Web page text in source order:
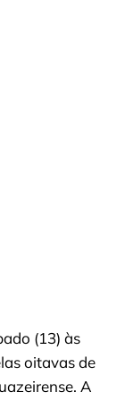
(13) às
oitavas de
A